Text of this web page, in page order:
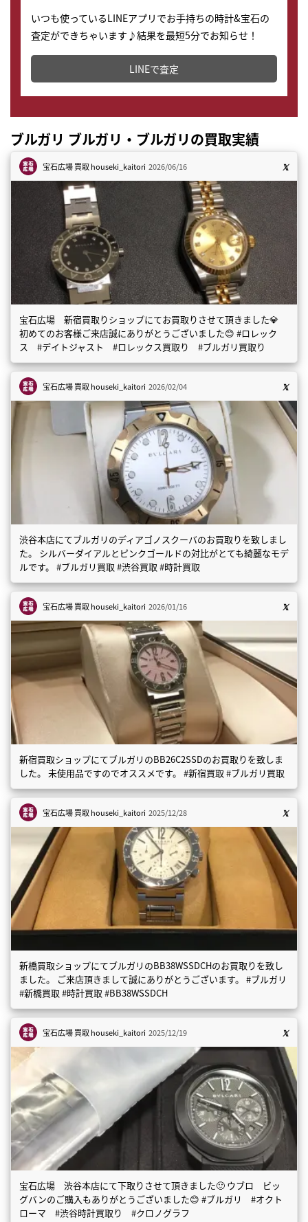
いつも使っているLINEアプリでお手持ちの時計&宝石の
査定ができちゃいます♪結果を最短5分でお知らせ！
どこからでもすぐに査定金額を知ることが出来ます。
LINEで査定
ブルガリ ブルガリ・ブルガリの買取実績
宝石広場 買取houseki_kaitori 2026/06/16
宝石広場 新宿買取りショップにてお買取りさせて頂きました💎
初めてのお客様ご来店誠にありがとうございました😊 #ロレック
ス #デイトジャスト #ロレックス買取り #ブルガリ買取り
宝石広場 買取houseki_kaitori 2026/02/04
渋谷本店にてブルガリのディアゴノスクーバのお買取りを致しまし
た。 シルバーダイアルとピンクゴールドの対比がとても綺麗なモデ
ルです。 #ブルガリ買取 #渋谷買取 #時計買取
宝石広場 買取houseki_kaitori 2026/01/16
新宿買取ショップにてブルガリのBB26C2SSDのお買取りを致しま
した。 未使用品ですのでオススメです。 #新宿買取 #ブルガリ買取
宝石広場 買取houseki_kaitori 2025/12/28
新橋買取ショップにてブルガリのBB38WSSDCHのお買取りを致し
ました。 ご来店頂きまして誠にありがとうございます。 #ブルガリ
#新橋買取 #時計買取 #BB38WSSDCH
宝石広場 買取houseki_kaitori 2025/12/19
宝石広場 渋谷本店にて下取りさせて頂きました🙂 ウブロ ビッ
グバンのご購入もありがとうございました😊 #ブルガリ #オクト
ローマ #渋谷時計買取り #クロノグラフ